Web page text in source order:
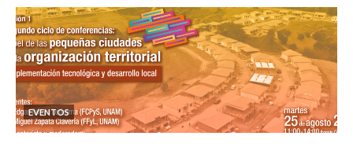
EVENTOS